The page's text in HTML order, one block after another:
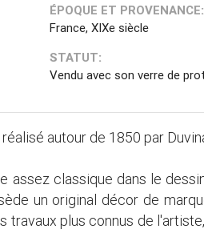
ÉPOQUE ET PROVENANCE:
France, XIXe siècle
STATUT:
Vendu avec son verre de
réalisé autour de 1850 par
assez classique dans le
un original décor de
travaux plus connus de